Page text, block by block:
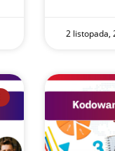
2 listopada,